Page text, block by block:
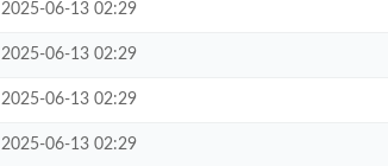
2025-06-13 02:29
2025-06-13 02:29
2025-06-13 02:29
2025-06-13 02:29